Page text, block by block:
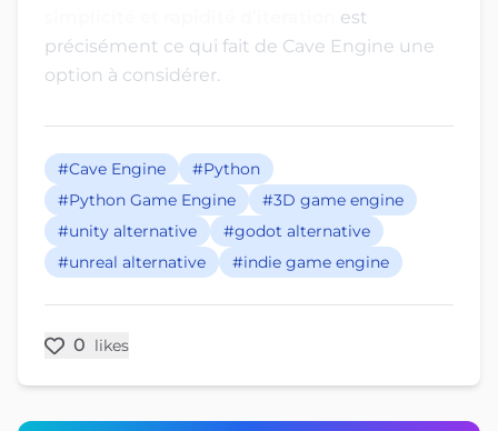
est
précisément ce qui fait de Cave Engine une
option à considérer.
#Cave Engine
#Python
#Python Game Engine
#3D game engine
#unity alternative
#godot alternative
#unreal alternative
#indie game engine
0 likes